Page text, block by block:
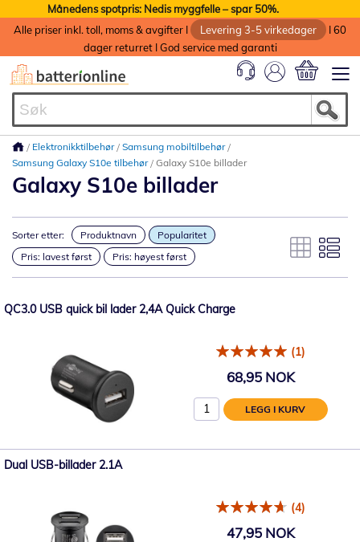
Månedens spotpris: Nedis myggfelle – spar 50%.
Alle priser inkl. toll, moms & avgifter I
Levering 3-5 virkedager
I 60
dager returret I God service med garanti
Elektronikktilbehør Samsung mobiltilbehør
Samsung Galaxy S10e tilbehør Galaxy S10e billader
Galaxy S10e billader
Sorter etter: Produktnavn
Popularitet
Pris: lavest først
Pris: høyest først
QC3.0 USB quick bil lader 2,4A Quick Charge
(1)
68,95 NOK
LEGG I KURV
Dual USB-billader 2.1A
(4)
47,95 NOK